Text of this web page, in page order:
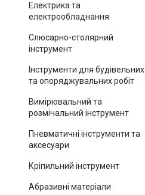
Електрика та
електрообладнання
Слюсарно-столярний
інструмент
Інструменти для будівельних
та опоряджувальних робіт
Вимірювальний та
розмічальний інструмент
Пневматичні інструменти та
аксесуари
Кріпильний інструмент
Абразивні матеріали